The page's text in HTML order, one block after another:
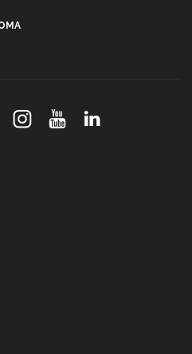
robótica FIRST 2026! (video)